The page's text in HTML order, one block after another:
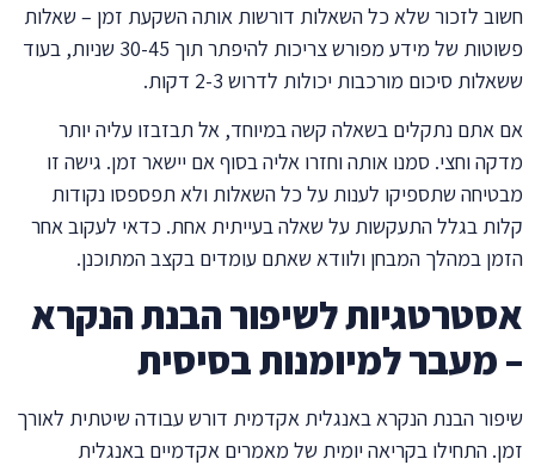
חשוב לזכור שלא כל השאלות דורשות אותה השקעת זמן – שאלות
פשוטות של מידע מפורש צריכות להיפתר תוך 30-45 שניות, בעוד
ששאלות סיכום מורכבות יכולות לדרוש 2-3 דקות.
אם אתם נתקלים בשאלה קשה במיוחד, אל תבזבזו עליה יותר
מדקה וחצי. סמנו אותה וחזרו אליה בסוף אם יישאר זמן. גישה זו
מבטיחה שתספיקו לענות על כל השאלות ולא תפספסו נקודות
קלות בגלל התעקשות על שאלה בעייתית אחת. כדאי לעקוב אחר
הזמן במהלך המבחן ולוודא שאתם עומדים בקצב המתוכנן.
אסטרטגיות לשיפור הבנת הנקרא
– מעבר למיומנות בסיסית
שיפור הבנת הנקרא באנגלית אקדמית דורש עבודה שיטתית לאורך
זמן. התחילו בקריאה יומית של מאמרים אקדמיים באנגלית